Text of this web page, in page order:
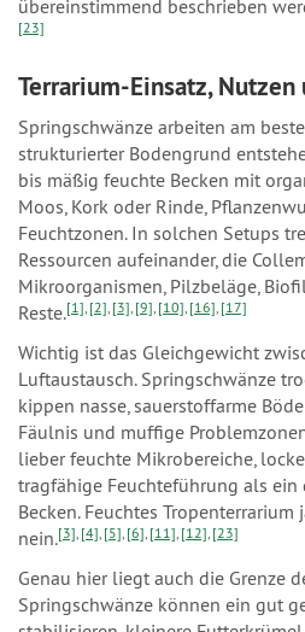
übereinstimmend beschrieben
[23]
Terrarium-Einsatz, Nutzen
Springschwänze arbeiten am
strukturierter Bodengrund
bis mäßig feuchte Becken mit
Moos, Kork oder Rinde,
Feuchtzonen. In solchen Setups
Ressourcen aufeinander, die
Mikroorganismen, Pilzbeläge,
Reste.[1], [2], [3], [9], [10], [16], [17]
Wichtig ist das Gleichgewicht
Luftaustausch. Springschwänze
kippen nasse, sauerstoffarme
Fäulnis und muffige
lieber feuchte Mikrobereiche,
tragfähige Feuchteführung als ein
Becken. Feuchtes
nein.[3], [4], [5], [6], [11], [12], [23]
Genau hier liegt auch die Grenze
Springschwänze können ein gut